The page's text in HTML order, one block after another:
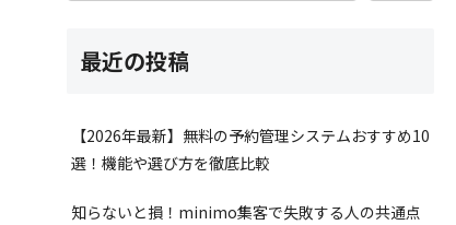
最近の投稿
【2026年最新】無料の予約管理システムおすすめ10
選！機能や選び方を徹底比較
知らないと損！minimo集客で失敗する人の共通点